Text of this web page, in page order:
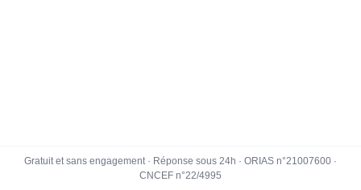
Gratuit et sans engagement · Réponse sous 24h · ORIAS n°21007600 ·
CNCEF n°22/4995